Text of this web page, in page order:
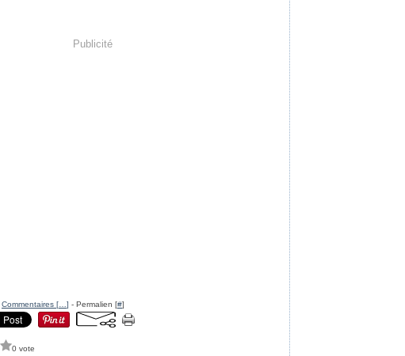
Publicité
Commentaires [ ] - Permalien [#]
0 vote